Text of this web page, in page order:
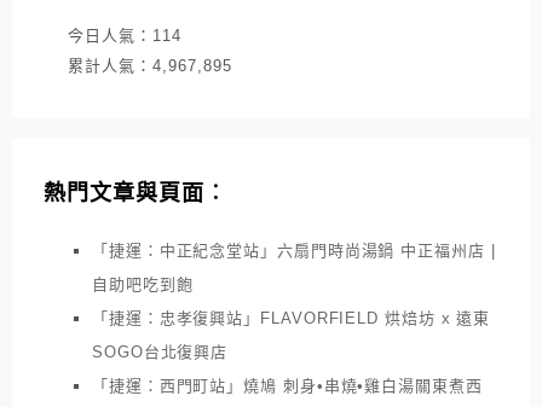
今日人氣： 114
累計人氣： 4,967,895
熱門文章與頁面︰
「捷運：中正紀念堂站」六扇門時尚湯鍋 中正福州店 |
自助吧吃到飽
「捷運：忠孝復興站」FLAVORFIELD 烘焙坊 x 遠東
SOGO台北復興店
「捷運：西門町站」燒鳩 刺身•串燒•雞白湯關東煮西